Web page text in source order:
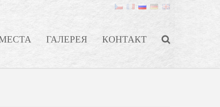
ГАЛЕРЕЯ КОНТАКТ